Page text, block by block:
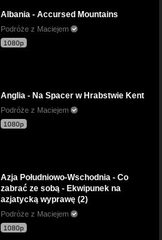
Albania - Accursed Mountains
Podróże z Maciejem
1080p
Anglia - Na Spacer w Hrabstwie Kent
Podróże z Maciejem
1080p
Azja Południowo-Wschodnia - Co
zabrać ze sobą - Ekwipunek na
azjatycką wyprawę (2)
Podróże z Maciejem
1080p